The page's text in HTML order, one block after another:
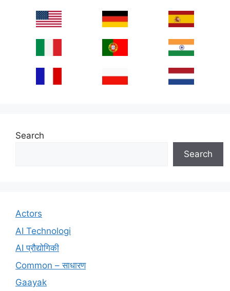
Search
Search
Actors
AI Technologi
AI प्रौद्योगिकी
Common – साधारण
Gaayak